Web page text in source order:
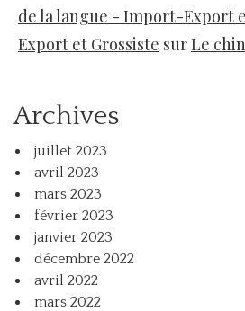
de la langue - Import-Export
Export et Grossiste surLe
Archives
juillet 2023
avril 2023
mars 2023
février 2023
janvier 2023
décembre 2022
avril 2022
mars 2022